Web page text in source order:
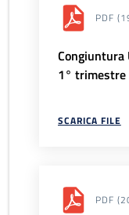
PDF
1°
SCARICA FILE
PDF